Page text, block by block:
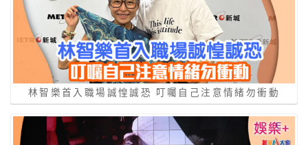
林智樂首入職場誠惶誠恐 叮囑自己注意情緒勿衝動